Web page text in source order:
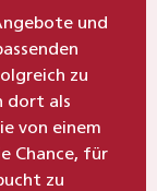
und
zu
dort als
von einem
Chance, für
zu